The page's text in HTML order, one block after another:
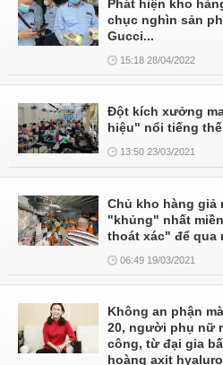
Phát hiện kho
chục nghìn sản
Gucci...
15:18 28/04/2022
Đột kích xưởng
hiệu" nổi tiếng
13:50 23/03/2021
Chủ kho hàng giả
"khủng" nhất
thoát xác" để qua
06:49 19/03/2021
Không an phận
20, người phụ nữ
công, từ đại gia
hoàng axit